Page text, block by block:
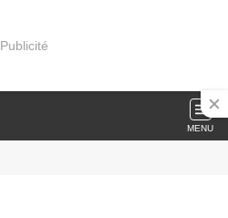
Publicité
MENU